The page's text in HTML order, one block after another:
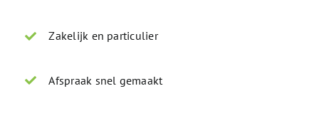
Zakelijk en particulier
Afspraak snel gemaakt